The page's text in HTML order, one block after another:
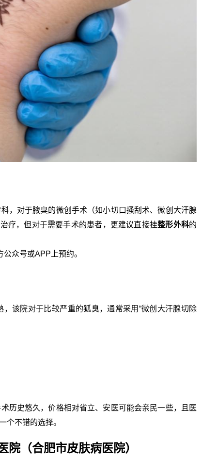
，对于腋臭的微创手术（如小切口搔刮术、微创大汗腺
疗，但对于需要手术的患者，更建议直接挂整形外科的
众号或APP上预约。
，该院对于比较严重的狐臭，通常采用“微创大汗腺切除
历史悠久，价格相对省立、安医可能会亲民一些，且医
个不错的选择。
（合肥市皮肤病医院）